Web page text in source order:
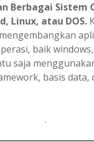
Berbagai Sistem
Linux, atau DOS.
baik
saja
basis data,
.